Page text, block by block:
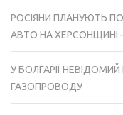
РОСІЯНИ ПЛАНУЮТЬ
АВТО НА ХЕРСОНЩИНІ
У БОЛГАРІЇ
ГАЗОПРОВОДУ